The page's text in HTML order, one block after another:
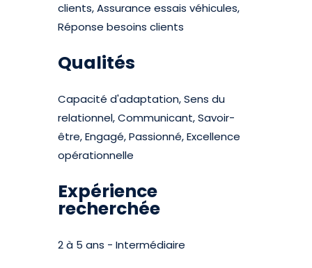
clients, Assurance essais véhicules,
Réponse besoins clients
Qualités
Capacité d'adaptation, Sens du
relationnel, Communicant, Savoir-
être, Engagé, Passionné, Excellence
opérationnelle
Expérience
recherchée
2 à 5 ans - Intermédiaire